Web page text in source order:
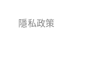
隱私政策